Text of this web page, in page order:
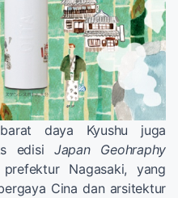
daya Kyushu juga
edisi Japan Geohraphy
Nagasaki, yang
Cina dan arsitektur